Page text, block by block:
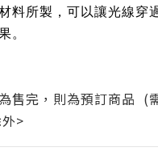
料所製，可以讓光線穿
。
售完，則為預訂商品 (
>